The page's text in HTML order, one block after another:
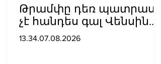
Թրամփը դեռ պատրաստ
չէ հանդես գալ Վենսին
ԱՄՆ նախագահի
13.34.07.08.2026